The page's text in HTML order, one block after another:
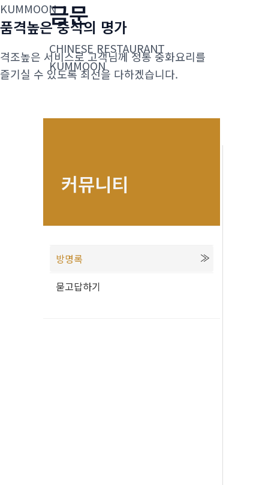
콘
텐
로
건
금문
CHINESE RESTAURANT
KUMMOON
KUMMOON
품격높은 중식의 명가
격조높은 서비스로 고객님께 정통 중화요리를
즐기실 수 있도록 최선을 다하겠습니다.
커뮤니티
방명록
묻고답하기